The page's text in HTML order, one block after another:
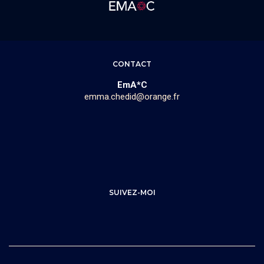
CONTACT
EmA*C
emma.chedid@orange.fr
SUIVEZ-MOI